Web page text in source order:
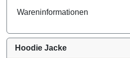
Wareninformationen
Hoodie Jacke